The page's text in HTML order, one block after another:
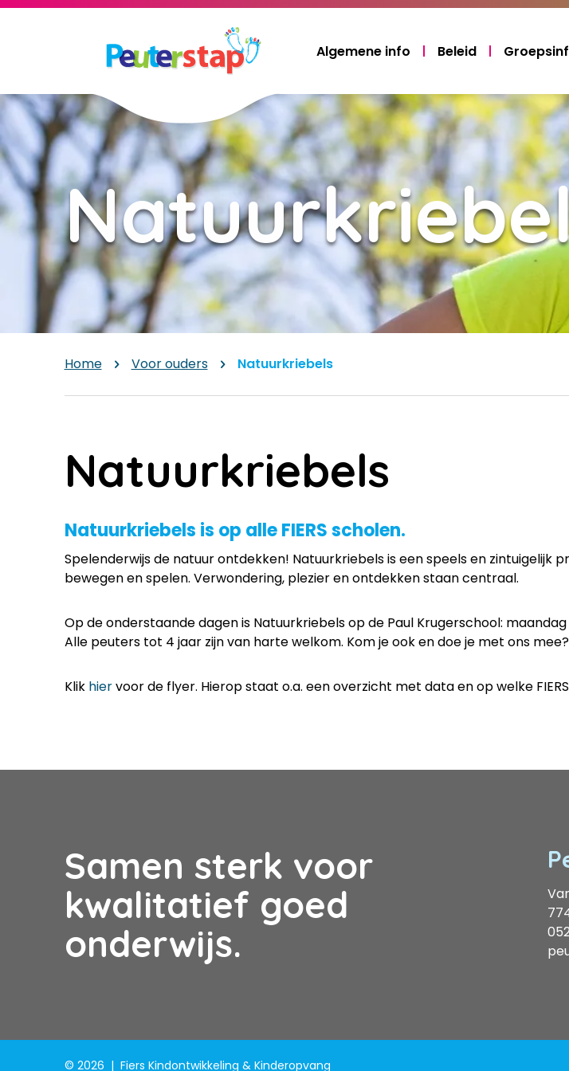
Algemene info Beleid
Home Voor ouders Natuurkriebels
Natuurkriebels
Natuurkriebels is op alle FIERS scholen.
Spelenderwijs de natuur ontdekken! Natuurkriebels is een speels en
bewegen en spelen. Verwondering, plezier en ontdekken staan centraal.
Op de onderstaande dagen is Natuurkriebels op de Paul Krugerschool:
Alle peuters tot 4 jaar zijn van harte welkom. Kom je ook en doe je met ons mee?
Klik hiervoor de flyer. Hierop staat o.a. een overzicht met data en op welke
Samen sterk voor
kwalitatief goed
onderwijs.
© 2026 | Fiers Kindontwikkeling & Kinderopvang